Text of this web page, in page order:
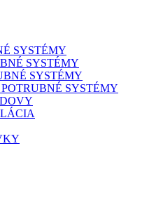
SYSTÉMY
SYSTÉMY
SYSTÉMY
SYSTÉMY